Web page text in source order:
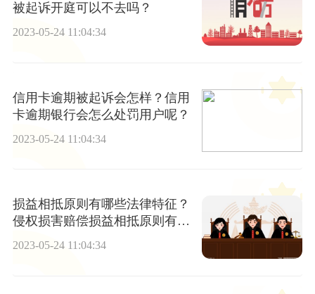
被起诉开庭可以不去吗？
2023-05-24 11:04:34
信用卡逾期被起诉会怎样？信用
卡逾期银行会怎么处罚用户呢？
2023-05-24 11:04:34
损益相抵原则有哪些法律特征？
侵权损害赔偿损益相抵原则有哪
些？
2023-05-24 11:04:34